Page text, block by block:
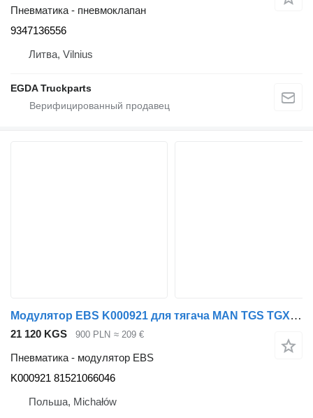
Пневматика - пневмоклапан
9347136556
Литва, Vilnius
EGDA Truckparts
Модулятор EBS K000921 для тягача MAN TGS TGX TGA
21 120 KGS 900 PLN ≈ 209 €
Пневматика - модулятор EBS
K000921 81521066046
Польша, Michałów